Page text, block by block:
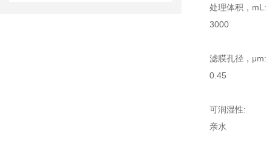
处理体积，mL:
3000
滤膜孔径，μm:
0.45
可润湿性:
亲水